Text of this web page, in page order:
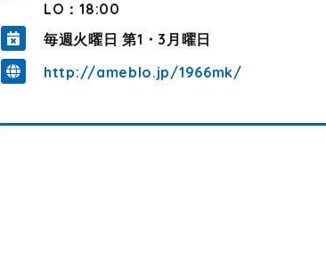
LO：18:00
毎週火曜日 第1・3月曜日
http://ameblo.jp/1966mk/